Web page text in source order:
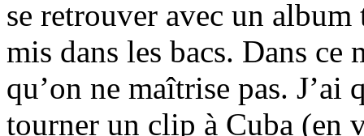
se retrouver avec un
mis dans les bacs. Dans
qu’on ne maîtrise pas. J’ai
tourner un clip à Cuba (en